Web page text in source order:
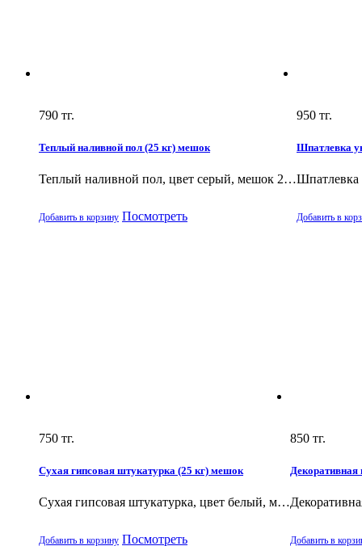
790 тг.
Теплый наливной пол (25 кг) мешок
Теплый наливной пол, цвет серый, мешок 2…
Добавить в корзину Посмотреть
950 тг.
Шпатлевка
Шпатлевка
Добавить в
750 тг.
Сухая гипсовая штукатурка (25 кг) мешок
Сухая гипсовая штукатурка, цвет белый, м…
Добавить в корзину Посмотреть
850 тг.
Добавить в